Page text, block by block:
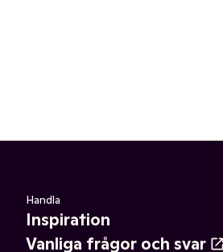
Handla
Inspiration
Vanliga frågor och svar